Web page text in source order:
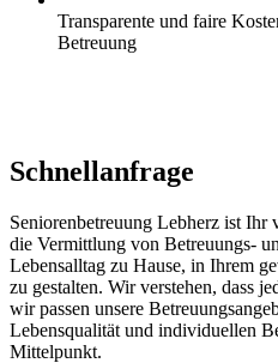
Transparente und faire
Betreuung
Schnell­anfrage
Seniorenbetreuung Lebherz ist Ihr
die Vermittlung von Betreuungs-
Lebensalltag zu Hause, in Ihrem
zu gestalten. Wir verstehen, dass
wir passen unsere
Lebensqualität und individuellen
Mittelpunkt.